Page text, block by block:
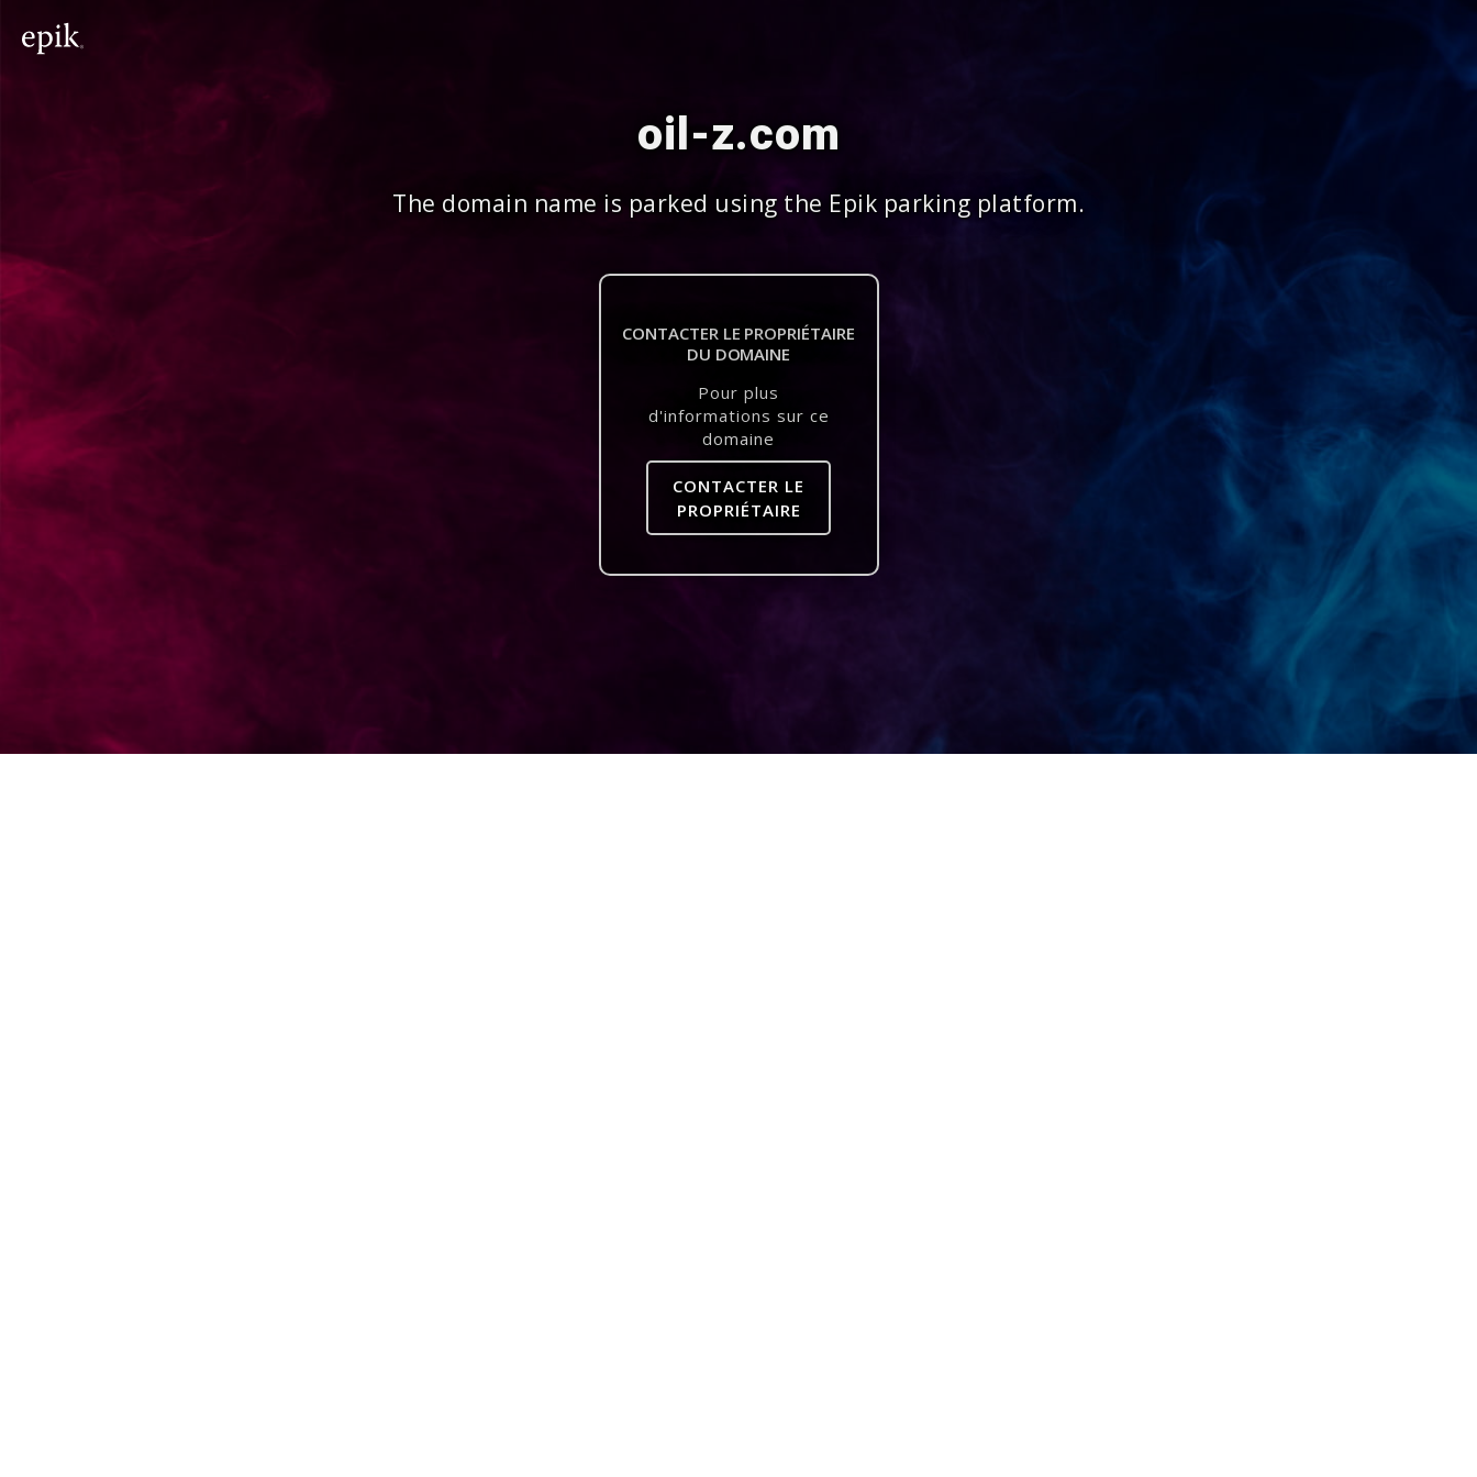
oil-z.com
The domain name is parked using the Epik parking platform.
CONTACTER LE PROPRIÉTAIRE
DU DOMAINE
Pour plus
d'informations sur ce
domaine
CONTACTER LE
PROPRIÉTAIRE